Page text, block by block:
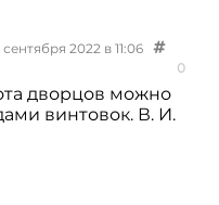
сентября 2022 в 11:06
0
дворцов можно
винтовок. В. И.